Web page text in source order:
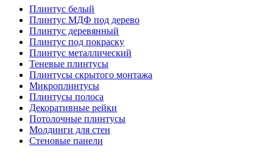
Плинтус белый
Плинтус МДФ под дерево
Плинтус деревянный
Плинтус под покраску
Плинтус металлический
Теневые плинтусы
Плинтусы скрытого монтажа
Микроплинтусы
Плинтусы полоса
Декоративные рейки
Потолочные плинтусы
Молдинги для стен
Стеновые панели